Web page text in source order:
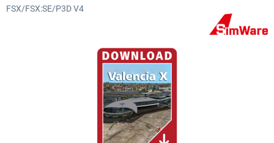
FSX/FSX:SE/P3D V4